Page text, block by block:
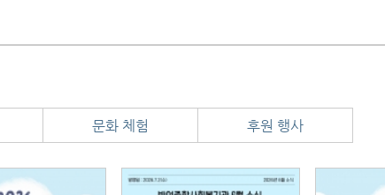
문화 체험 후원 행사